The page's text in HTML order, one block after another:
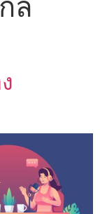
ล้